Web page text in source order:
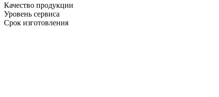
Качество продукции
Уровень сервиса
Срок изготовления